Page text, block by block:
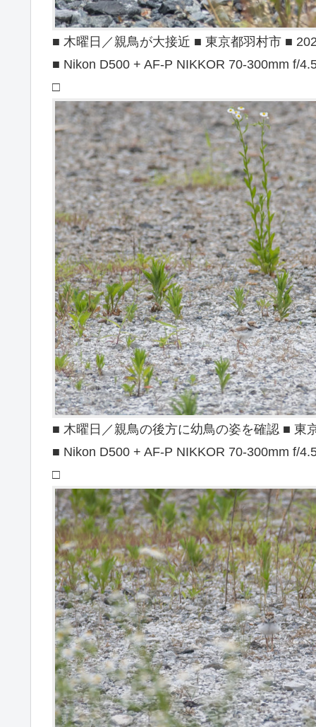
■ 木曜日／親鳥が大接近 ■ 東京都羽村市 ■
■ Nikon D500 + AF-P NIKKOR 70-300mm f/
□
■ 木曜日／親鳥の後方に幼鳥の姿を確認 ■ 東
■ Nikon D500 + AF-P NIKKOR 70-300mm f/
□